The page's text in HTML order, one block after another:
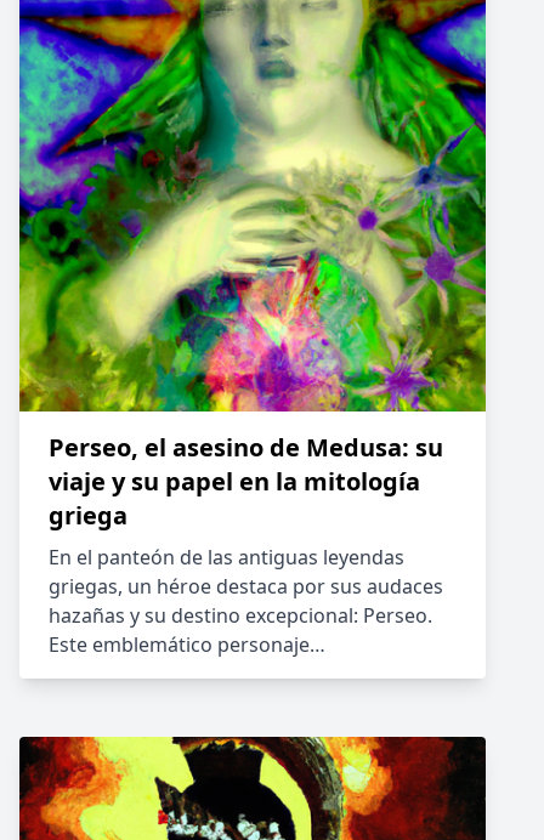
Perseo, el asesino de Medusa: su
viaje y su papel en la mitología
griega
En el panteón de las antiguas leyendas
griegas, un héroe destaca por sus audaces
hazañas y su destino excepcional: Perseo.
Este emblemático personaje…